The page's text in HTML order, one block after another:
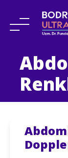
content